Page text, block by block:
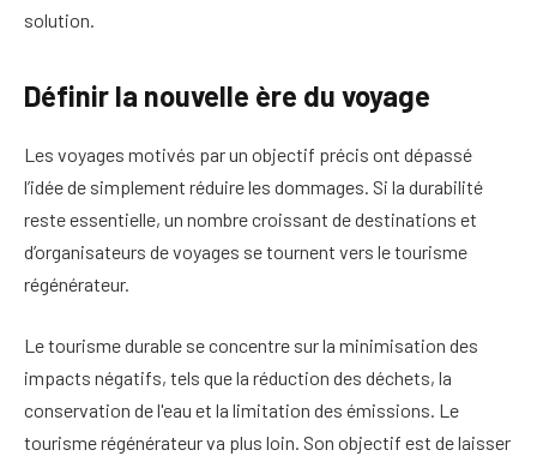
solution.
Définir la nouvelle ère du voyage
Les voyages motivés par un objectif précis ont dépassé
l’idée de simplement réduire les dommages. Si la durabilité
reste essentielle, un nombre croissant de destinations et
d’organisateurs de voyages se tournent vers le tourisme
régénérateur.
Le tourisme durable se concentre sur la minimisation des
impacts négatifs, tels que la réduction des déchets, la
conservation de l'eau et la limitation des émissions. Le
tourisme régénérateur va plus loin. Son objectif est de laisser